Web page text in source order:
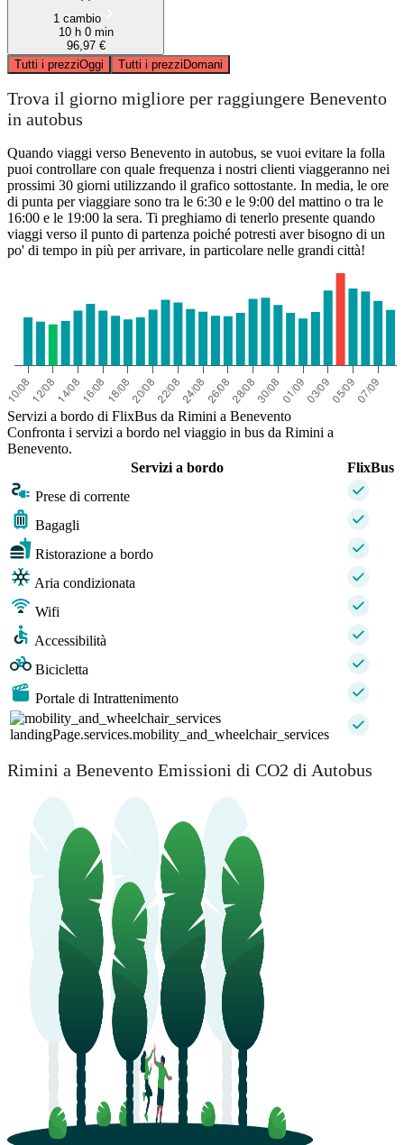
1 cambio
10 h 0 min
96,97 €
Tutti i prezziOggi Tutti i prezziDomani
Trova il giorno migliore per raggiungere Benevento
in autobus
Quando viaggi verso Benevento in autobus, se vuoi evitare la folla
puoi controllare con quale frequenza i nostri clienti viaggeranno nei
prossimi 30 giorni utilizzando il grafico sottostante. In media, le ore
di punta per viaggiare sono tra le 6:30 e le 9:00 del mattino o tra le
16:00 e le 19:00 la sera. Ti preghiamo di tenerlo presente quando
viaggi verso il punto di partenza poiché potresti aver bisogno di un
po' di tempo in più per arrivare, in particolare nelle grandi città!
Servizi a bordo di FlixBus da Rimini a Benevento
Confronta i servizi a bordo nel viaggio in bus da Rimini a
Benevento.
Servizi a bordo
FlixBus
Prese di corrente
Bagagli
Ristorazione a bordo
Aria condizionata
Wifi
Accessibilità
Bicicletta
Portale di Intrattenimento
landingPage.services.mobility_and_wheelchair_services
Rimini a Benevento Emissioni di CO2 di Autobus